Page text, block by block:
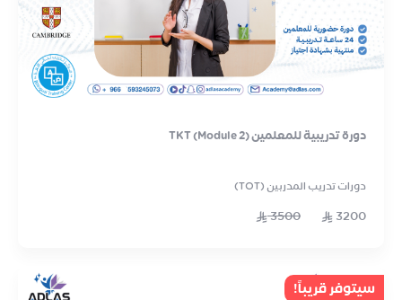
دورة تدريبية للمعلمين TKT (Module 2)
دورات تدريب المدربين (TOT)
3200
3500
سيتوفر قريباً!